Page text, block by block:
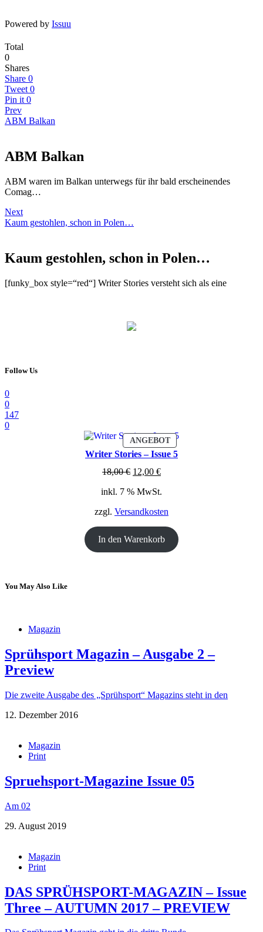
Powered by Issuu
Total
0
Shares
Share 0
Tweet 0
Pin it 0
Prev
ABM Balkan
ABM Balkan
ABM waren im Balkan unterwegs für ihr bald erscheinendes
Comag…
Next
Kaum gestohlen, schon in Polen…
Kaum gestohlen, schon in Polen…
[funky_box style=“red“] Writer Stories versteht sich als eine
Follow Us
0
0
147
0
ANGEBOTPRODUKT
IM
ANGEBOT
Writer Stories – Issue 5
18,00€ Ursprünglicher
war:
12,00 €Aktueller
ist:
inkl. 7 % MwSt.
zzgl. Versandkosten
In den Warenkorb
You May Also Like
Magazin
Sprühsport Magazin – Ausgabe 2 –
Preview
Die zweite Ausgabe des „Sprühsport“ Magazins steht in den
12. Dezember 2016
Magazin
Print
Spruehsport-Magazine Issue 05
Am 02
29. August 2019
Magazin
Print
DAS SPRÜHSPORT-MAGAZIN – Issue
Three – AUTUMN 2017 – PREVIEW